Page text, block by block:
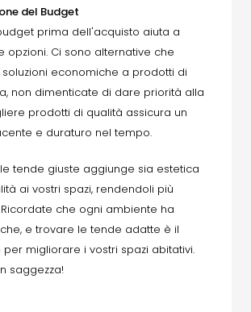
del Budget
prima dell'acquisto aiuta a
opzioni. Ci sono alternative che
economiche a prodotti di
non dimenticate di dare priorità alla
prodotti di qualità assicura un
e duraturo nel tempo.
tende giuste aggiunge sia estetica
ai vostri spazi, rendendoli più
che ogni ambiente ha
e trovare le tende adatte è il
migliorare i vostri spazi abitativi.
saggezza!